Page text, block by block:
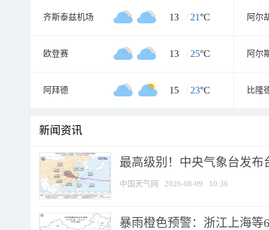
齐斯泰兹机场 13 / 21°C 阿尔
欧登赛 13 / 25°C 阿尔
阿拜德 15 / 23°C 比隆
新闻资讯
最高级别！中央气象台发布
中国天气网 2026-08-09 10:36
暴雨橙色预警：浙江上海等